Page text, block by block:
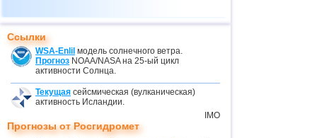
Ссылки
WSA-Enlil модель солнечного ветра.
Прогноз NOAA/NASA на 25-ый цикл
активности Солнца.
Текущая сейсмическая (вулканическая)
активность Исландии.
IMO
Прогнозы от Росгидромет